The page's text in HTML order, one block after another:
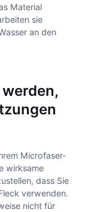
Material
sie
an den
Microfaser-
wirksame
dass Sie
verwenden.
nicht für